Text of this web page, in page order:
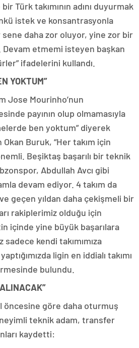
Türk takımının adını duyurmak
istek ve konsantrasyonla
daha zor oluyor, yine zor bir
Devam etmemi isteyen başkan
ifadelerini kullandı.
YOKTUM”
Jose Mourinho’nun
payının olup olmamasıyla
ben yoktum” diyerek
Buruk, “Her takım için
Beşiktaş başarılı bir teknik
Abdullah Avcı gibi
devam ediyor. 4 takım da
geçen yıldan daha çekişmeli bir
rakiplerimiz olduğu için
içinde yine büyük başarılara
kendi takımımıza
ligin en iddialı takımı
bulundu.
öncesine göre daha oturmuş
teknik adam, transfer
kaydetti: